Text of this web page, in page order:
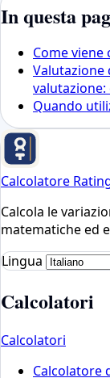
In questa
Come
Valutazione
Quando
Calcolatore
Calcola le
matematiche ed
Lingua
Calcolatori
Calcolatori
Calcolatore